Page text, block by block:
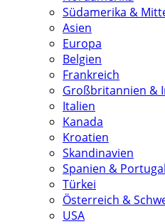
Südamerika &
Asien
Europa
Belgien
Frankreich
Großbritannien &
Italien
Kanada
Kroatien
Skandinavien
Spanien & Portugal
Türkei
Österreich &
USA